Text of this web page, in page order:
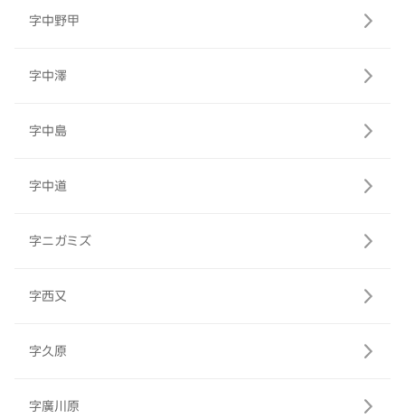
字中野甲
字中澤
字中島
字中道
字ニガミズ
字西又
字久原
字廣川原